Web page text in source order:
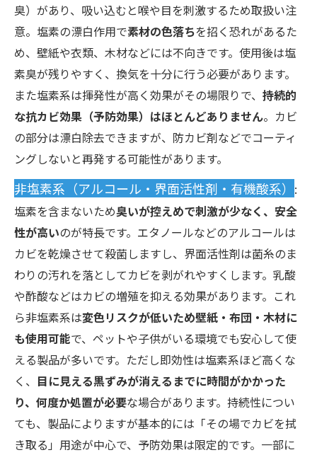
臭）があり、吸い込むと喉や目を刺激するため取扱い注
意。塩素の漂白作用で素材の色落ちを招く恐れがあるた
め、壁紙や衣類、木材などには不向きです。使用後は塩
素臭が残りやすく、換気を十分に行う必要があります。
また塩素系は揮発性が高く効果がその場限りで、 持続的
な抗カビ効果（予防効果）はほとんどありません。カビ
の部分は漂白除去できますが、防カビ剤などでコーティ
ングしないと再発する可能性があります。
非塩素系（アルコール・界面活性剤・有機酸系） :
塩素を含まないため臭いが控えめで刺激が少なく、安全
性が高いのが特長です。エタノールなどのアルコールは
カビを乾燥させて殺菌しますし、界面活性剤は菌糸のま
わりの汚れを落としてカビを剥がれやすくします。乳酸
や酢酸などはカビの増殖を抑える効果があります。これ
ら非塩素系は変色リスクが低いため壁紙・布団・木材に
も使用可能で、ペットや子供がいる環境でも安心して使
える製品が多いです。ただし即効性は塩素系ほど高くな
く、 目に見える黒ずみが消えるまでに時間がかかった
り、何度か処置が必要な場合があります。持続性につい
ても、製品によりますが基本的には「その場でカビを拭
き取る」用途が中心で、予防効果は限定的です。一部に